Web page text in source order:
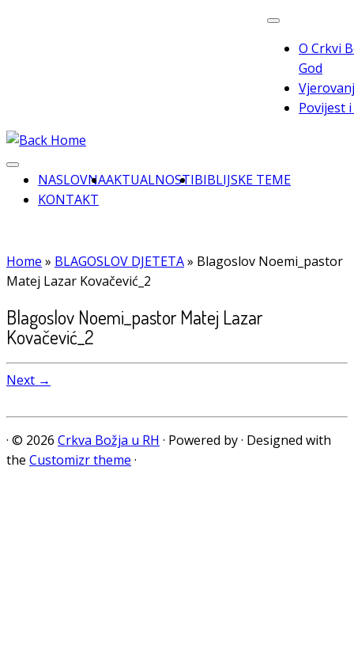
O Crkvi
God
Povijest
NASLOVNAAKTUALNOSTIBIBLIJSKE TEME
KONTAKT
Home » BLAGOSLOV DJETETA» Blagoslov Noemi_pastor
Matej Lazar Kovačević_2
Blagoslov Noemi_pastor Matej Lazar
Kovačević_2
Next →
· © 2026 Crkva Božja u RH · Powered by· Designed with
the Customizr theme ·